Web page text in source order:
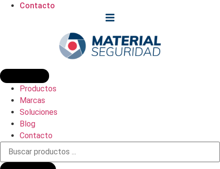
Contacto
Productos
Marcas
Soluciones
Blog
Contacto
Búsqueda
productos